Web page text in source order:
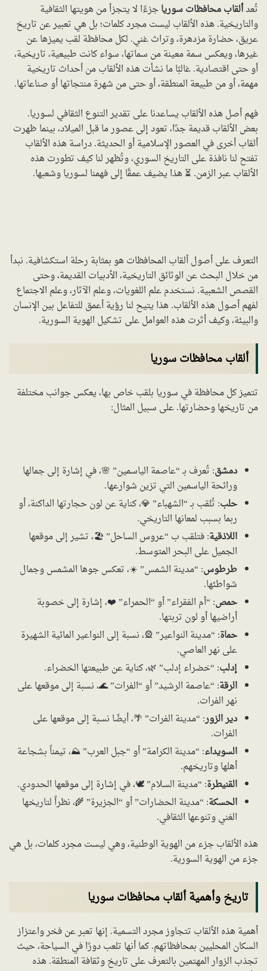
تُعدألقاب محافظات سورياجزءًا لا يتجزأ من هويتها الثقافية
والتاريخية. هذه الألقاب ليست مجرد كلمات؛ بل هي تعبير عن تاريخ
عريق، حضارة مزدهرة، وتراث غني. لكل محافظة لقب يميزها عن
غيرها، ويعكس سمة معينة من سماتها، سواء كانت طبيعية، تاريخية،
أو حتى اقتصادية. غالبًا ما نشأت هذه الألقاب من أحداث تاريخية
مهمة، أو من طبيعة المنطقة، أو حتى من شهرة منتجاتها أو صناعاتها.
فهم أصل هذه الألقاب يساعدنا على تقدير التنوع الثقافي لسوريا.
بعض الألقاب قديمة جدًا، تعود إلى عصور ما قبل الميلاد، بينما ظهرت
ألقاب أخرى في العصور الإسلامية أو الحديثة. دراسة هذه الألقاب
تفتح لنا نافذة على التاريخ السوري، وتُظهر لنا كيف تطورت هذه
الألقاب عبر الزمن. ⏳ هذا يضيف عمقًا إلى فهمنا لسوريا وشعبها.
التعرف على أصول ألقاب المحافظات هو بمثابة رحلة استكشافية. نبدأ
من خلال البحث عن الوثائق التاريخية، الأدبيات القديمة، وحتى
القصص الشعبية. نستخدم علم اللغويات، وعلم الآثار، وعلم الاجتماع
لفهم أصول هذه الألقاب. هذا يتيح لنا رؤية أعمق للتفاعل بين الإنسان
والبيئة، وكيف أثرت هذه العوامل على تشكيل الهوية السورية.
ألقاب محافظات سوريا
تتميز كل محافظة في سوريا بلقب خاص بها، يعكس جوانب مختلفة
من تاريخها وحضارتها. على سبيل المثال:
دمشق: تُعرف بـ “عاصمة الياسمين” 🌸، في إشارة إلى جمالها
ورائحة الياسمين التي تزين شوارعها.
حلب: تُلقب بـ “الشهباء” 💎، كناية عن لون حجارتها الداكنة، أو
ربما بسبب لمعانها التاريخي.
اللاذقية: فتلقب ب “عروس الساحل” 🏖️، تشير إلى موقعها
الجميل على البحر المتوسط.
طرطوس: “مدينة الشمس” ☀️، تعكس جوها المشمس وجمال
شواطئها.
حمص: “أم الفقراء” أو “الحمراء” ❤️، إشارة إلى خصوبة
أراضيها أو لون تربتها.
حماة: “مدينة النواعير” 🎡، نسبة إلى النواعير المائية الشهيرة
على نهر العاصي.
إدلب: “خضراء إدلب” 🌿، كناية عن طبيعتها الخضراء.
الرقة: “عاصمة الرشيد” أو “الفرات” 🌊، نسبة إلى موقعها على
نهر الفرات.
دير الزور: “مدينة الفرات” 🌴، أيضًا نسبة إلى موقعها على
الفرات.
السويداء: “مدينة الكرامة” أو “جبل العرب” ⛰️، تيمناً بشجاعة
أهلها وتاريخهم.
القنيطرة: “مدينة السلام” 🕊️، في إشارة إلى موقعها الحدودي.
الحسكة: “مدينة الحضارات” أو “الجزيرة” 🌾، نظراً لتاريخها
الغني وتنوعها الثقافي.
هذه الألقاب جزء من الهوية الوطنية، وهي ليست مجرد كلمات، بل هي
جزء من الهوية السورية.
تاريخ وأهمية ألقاب محافظات سوريا
أهمية هذه الألقاب تتجاوز مجرد التسمية. إنها تعبر عن فخر واعتزاز
السكان المحليين بمحافظاتهم. كما أنها تلعب دورًا في السياحة، حيث
تجذب الزوار المهتمين بالتعرف على تاريخ وثقافة المنطقة. هذه